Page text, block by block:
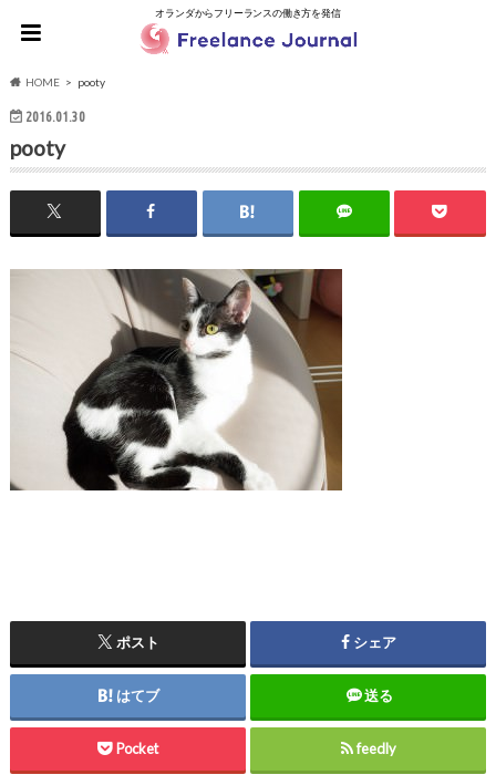
オランダからフリーランスの働き方を発信
HOME pooty
2016.01.30
pooty
ポスト シェア
はてブ 送る
Pocket feedly